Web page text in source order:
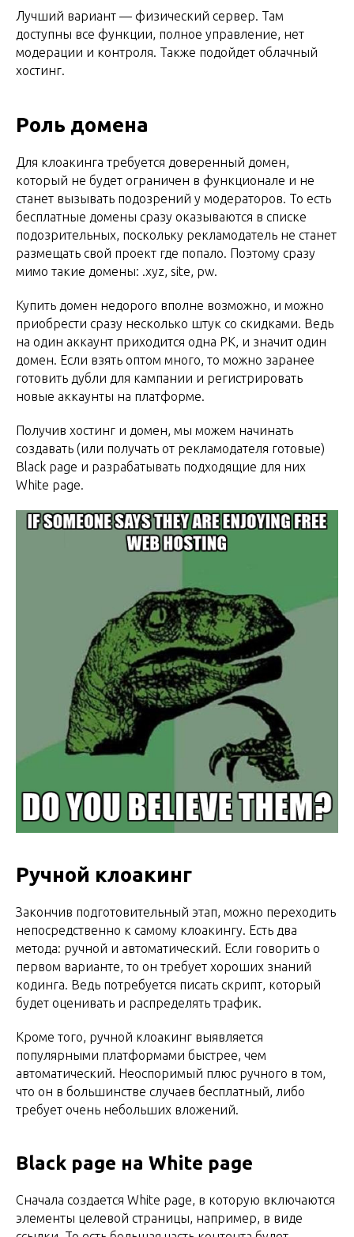
Лучший вариант — физический сервер. Там
доступны все функции, полное управление, нет
модерации и контроля. Также подойдет облачный
хостинг.
Роль домена
Для клоакинга требуется доверенный домен,
который не будет ограничен в функционале и не
станет вызывать подозрений у модераторов. То есть
бесплатные домены сразу оказываются в списке
подозрительных, поскольку рекламодатель не станет
размещать свой проект где попало. Поэтому сразу
мимо такие домены: .xyz, site, pw.
Купить домен недорого вполне возможно, и можно
приобрести сразу несколько штук со скидками. Ведь
на один аккаунт приходится одна РК, и значит один
домен. Если взять оптом много, то можно заранее
готовить дубли для кампании и регистрировать
новые аккаунты на платформе.
Получив хостинг и домен, мы можем начинать
создавать (или получать от рекламодателя готовые)
Black page и разрабатывать подходящие для них
White page.
Ручной клоакинг
Закончив подготовительный этап, можно переходить
непосредственно к самому клоакингу. Есть два
метода: ручной и автоматический. Если говорить о
первом варианте, то он требует хороших знаний
кодинга. Ведь потребуется писать скрипт, который
будет оценивать и распределять трафик.
Кроме того, ручной клоакинг выявляется
популярными платформами быстрее, чем
автоматический. Неоспоримый плюс ручного в том,
что он в большинстве случаев бесплатный, либо
требует очень небольших вложений.
Black page на White page
Сначала создается White page, в которую включаются
элементы целевой страницы, например, в виде